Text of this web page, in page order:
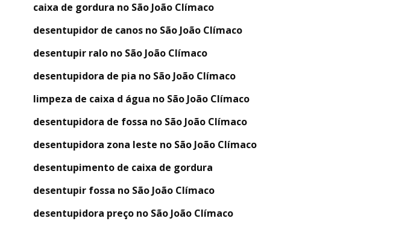
caixa de gordura no São João Clímaco
desentupidor de canos no São João Clímaco
desentupir ralo no São João Clímaco
desentupidora de pia no São João Clímaco
limpeza de caixa d água no São João Clímaco
desentupidora de fossa no São João Clímaco
desentupidora zona leste no São João Clímaco
desentupimento de caixa de gordura
desentupir fossa no São João Clímaco
desentupidora preço no São João Clímaco